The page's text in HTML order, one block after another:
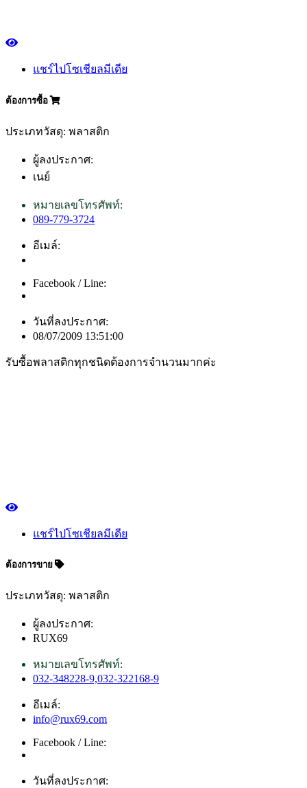
แชร์ไปโซเชียลมีเดีย
ต้องการซื้อ
ประเภทวัสดุ: พลาสติก
ผู้ลงประกาศ:
เนย์
หมายเลขโทรศัพท์:
089-779-3724
อีเมล์:
Facebook / Line:
วันที่ลงประกาศ:
08/07/2009 13:51:00
รับซื้อพลาสติกทุกชนิดต้องการจำนวนมากค่ะ
แชร์ไปโซเชียลมีเดีย
ต้องการขาย
ประเภทวัสดุ: พลาสติก
ผู้ลงประกาศ:
RUX69
หมายเลขโทรศัพท์:
032-348228-9,032-322168-9
อีเมล์:
info@rux69.com
Facebook / Line:
วันที่ลงประกาศ: